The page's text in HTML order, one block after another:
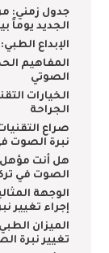
جدول زمني:
الجديد يوماً
الإبداع
المفاهيم
الصوتي
الخيارات
الجراحة
صراع
نبرة الصوت
هل أنت مؤهل؟
الصوت في
الوجهة
إجراء تغيير
الميزان
تغيير نبرة